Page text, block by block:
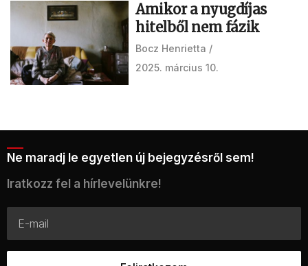
Amikor a nyugdíjas
hitelből nem fázik
Bocz Henrietta
2025. március 10.
Ne maradj le egyetlen új bejegyzésről sem!
Iratkozz fel a hírlevelünkre!